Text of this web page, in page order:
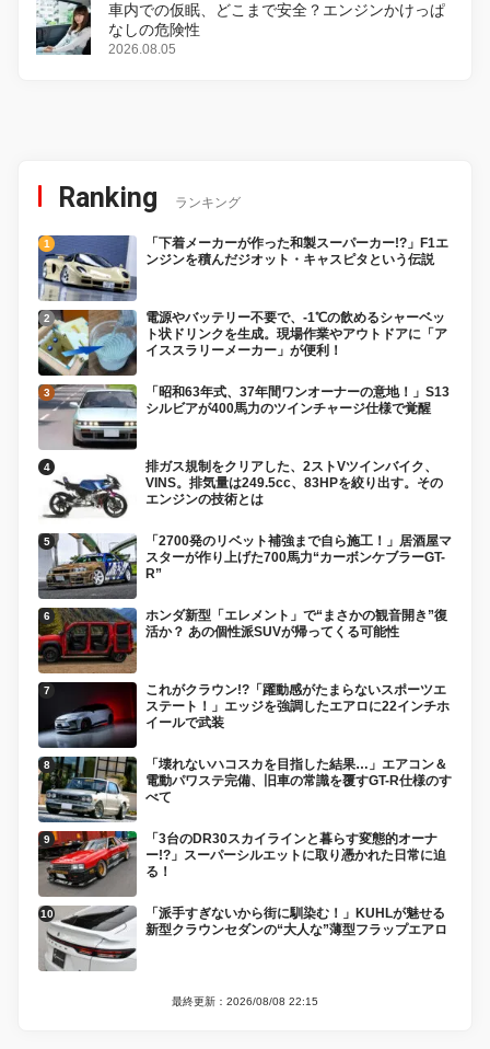
車内での仮眠、どこまで安全？エンジンかけっぱ
なしの危険性
2026.08.05
Ranking ランキング
「下着メーカーが作った和製スーパーカー!?」F1エ
ンジンを積んだジオット・キャスピタという伝説
電源やバッテリー不要で、-1℃の飲めるシャーベッ
ト状ドリンクを生成。現場作業やアウトドアに「ア
イススラリーメーカー」が便利！
「昭和63年式、37年間ワンオーナーの意地！」S13
シルビアが400馬力のツインチャージ仕様で覚醒
排ガス規制をクリアした、2ストVツインバイク、
VINS。排気量は249.5cc、83HPを絞り出す。その
エンジンの技術とは
「2700発のリベット補強まで自ら施工！」居酒屋マ
スターが作り上げた700馬力“カーボンケブラーGT-
R”
ホンダ新型「エレメント」で“まさかの観音開き”復
活か？ あの個性派SUVが帰ってくる可能性
これがクラウン!?「躍動感がたまらないスポーツエ
ステート！」エッジを強調したエアロに22インチホ
イールで武装
「壊れないハコスカを目指した結果…」エアコン＆
電動パワステ完備、旧車の常識を覆すGT-R仕様のす
べて
「3台のDR30スカイラインと暮らす変態的オーナ
ー!?」スーパーシルエットに取り憑かれた日常に迫
る！
「派手すぎないから街に馴染む！」KUHLが魅せる
新型クラウンセダンの“大人な”薄型フラップエアロ
最終更新：2026/08/08 22:15